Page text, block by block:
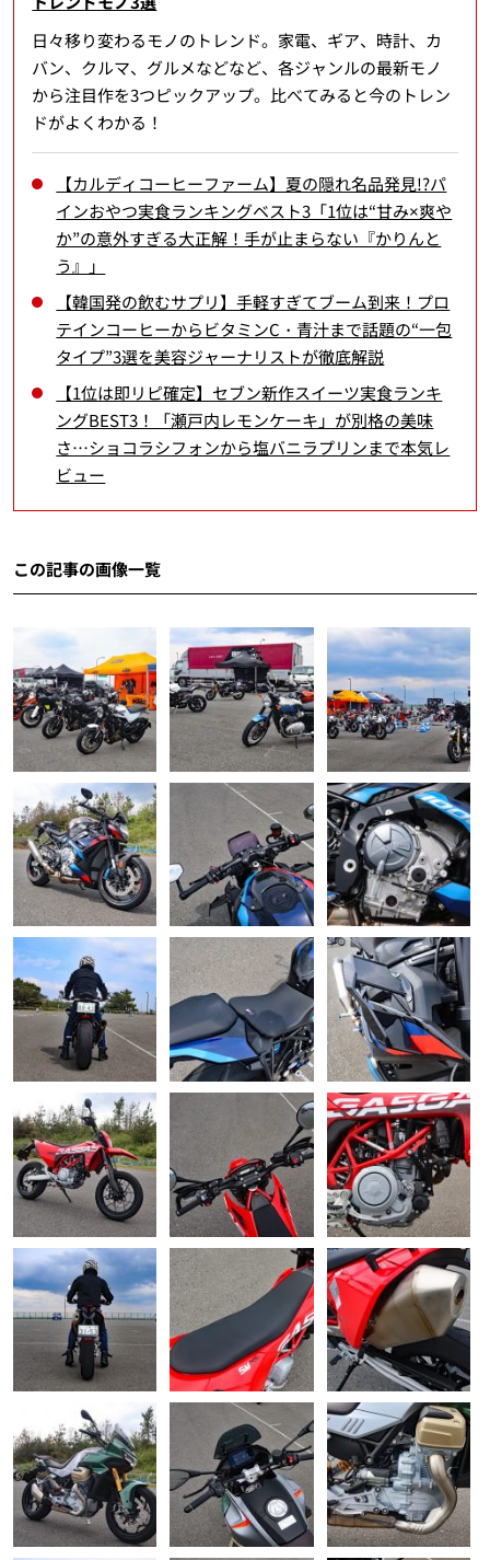
日々移り変わるモノのトレンド。家電、ギア、時計、カ
バン、クルマ、グルメなどなど、各ジャンルの最新モノ
から注目作を3つピックアップ。比べてみると今のトレン
ドがよくわかる！
【カルディコーヒーファーム】夏の隠れ名品発見!?パ
インおやつ実食ランキングベスト3「1位は“甘み×爽や
か”の意外すぎる大正解！手が止まらない『かりんと
う』」
【韓国発の飲むサプリ】手軽すぎてブーム到来！プロ
テインコーヒーからビタミンC・青汁まで話題の“一包
タイプ”3選を美容ジャーナリストが徹底解説
【1位は即リピ確定】セブン新作スイーツ実食ランキ
ングBEST3！「瀬戸内レモンケーキ」が別格の美味
さ…ショコラシフォンから塩バニラプリンまで本気レ
ビュー
この記事の画像一覧